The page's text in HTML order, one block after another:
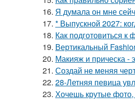
16. Я думала он мне
17. * Выпускной 2027:
18. Как подготовиться к
19. Вертикальный
20. Макияж и прическа -
21. Создай не меняя
22. 28-Летняя певица
23. Хочешь крутые фото,